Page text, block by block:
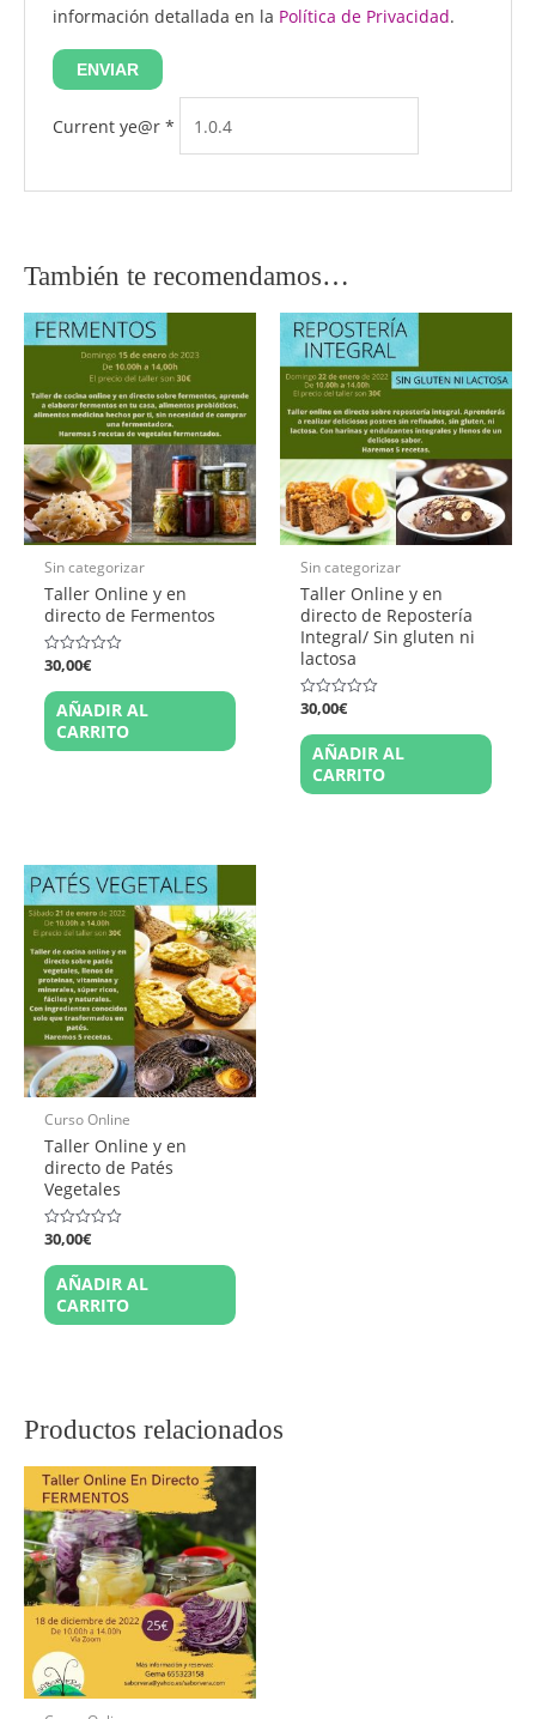
información detallada en la Política de Privacidad.
Current ye@r*
También te recomendamos…
Sin categorizar
Taller Online y en
directo de Fermentos
Valorado
0
de
30,00€
AÑADIR AL
CARRITO
Sin categorizar
Taller Online y en
directo de Repostería
Integral/ Sin gluten ni
lactosa
Valorado
0
de
30,00€
AÑADIR AL
CARRITO
Curso Online
Taller Online y en
directo de Patés
Vegetales
Valorado
0
de
30,00€
AÑADIR AL
CARRITO
Productos relacionados